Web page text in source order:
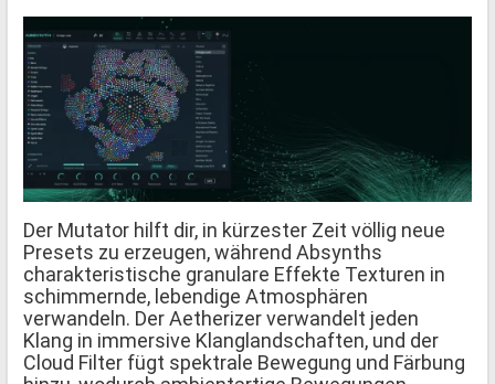
Der Mutator hilft dir, in kürzester Zeit völlig neue
Presets zu erzeugen, während Absynths
charakteristische granulare Effekte Texturen in
schimmernde, lebendige Atmosphären
verwandeln. Der Aetherizer verwandelt jeden
Klang in immersive Klanglandschaften, und der
Cloud Filter fügt spektrale Bewegung und Färbung